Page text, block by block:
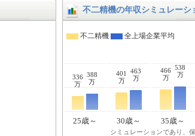
不二精機の年収シミュレーシ
不二精機 全上場企業平均
336
万
388
万
401
万
463
万
466
万
538
万
25歳～ 30歳～ 35歳～
シミュレーションであり、